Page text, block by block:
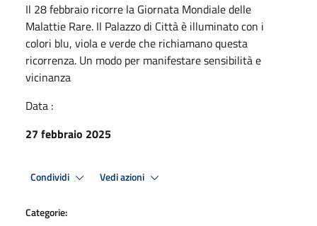
Il 28 febbraio ricorre la Giornata Mondiale delle
Malattie Rare. Il Palazzo di Città è illuminato con i
colori blu, viola e verde che richiamano questa
ricorrenza. Un modo per manifestare sensibilità e
vicinanza
Data :
27 febbraio 2025
Condividi Vedi azioni
Categorie: